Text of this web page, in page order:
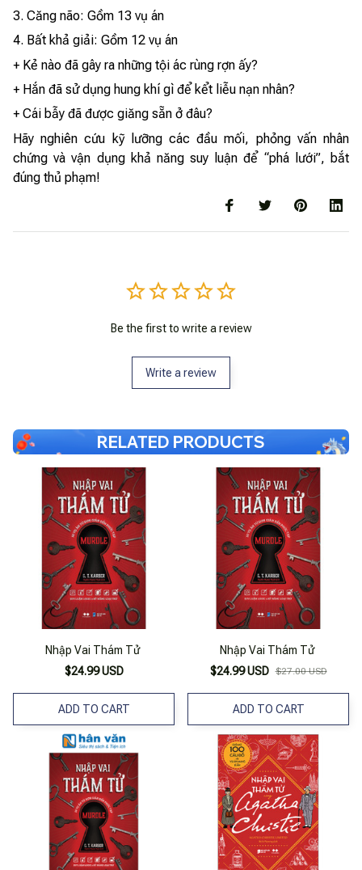
3. Căng não: Gồm 13 vụ án
4. Bất khả giải: Gồm 12 vụ án
+ Kẻ nào đã gây ra những tội ác rùng rợn ấy?
+ Hắn đã sử dụng hung khí gì để kểt liễu nạn nhân?
+ Cái bẫy đã được giăng sẵn ở đâu?
Hãy nghiên cứu kỹ lưỡng các đầu mối, phỏng vấn nhân
chứng và vận dụng khả năng suy luận để “phá lưới”, bắt
đúng thủ phạm!
Be the first to write a review
Write a review
RELATED PRODUCTS
Nhập Vai Thám Tử
$24.99 USD
ADD TO CART
Nhập Vai Thám Tử
$24.99 USD $27.00 USD
ADD TO CART